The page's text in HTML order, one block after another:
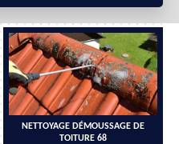
NETTOYAGE DÉMOUSSAGE DE
TOITURE 68